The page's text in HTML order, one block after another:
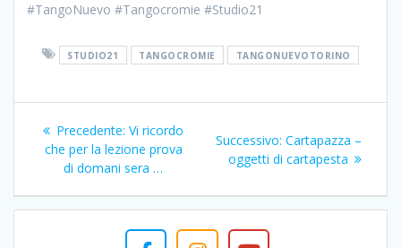
#TangoNuevo #Tangocromie #Studio21
STUDIO21 TANGOCROMIE TANGONUEVOTORINO
Navigazione
articoli
Precedente: Articolo
precedente:
Vi ricordo
che per la lezione prova
di domani sera …
Successivo: Articolo
successivo:
Cartapazza –
oggetti di cartapesta